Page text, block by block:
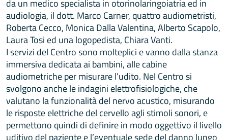
da un medico specialista in otorinolaringoiatria ed in
audiologia, il dott. Marco Carner, quattro audiometristi,
Roberta Cecco, Monica Dalla Valentina, Alberto Scapolo,
Laura Tosi ed una logopedista, Chiara Vanti.
I servizi del Centro sono molteplici e vanno dalla stanza
immersiva dedicata ai bambini, alle cabine
audiometriche per misurare l’udito. Nel Centro si
svolgono anche le indagini elettrofisiologiche, che
valutano la funzionalità del nervo acustico, misurando
le risposte elettriche del cervello agli stimoli sonori, e
permettono quindi di definire in modo oggettivo il livello
uditivo del paziente e l’eventuale sede del danno lungo